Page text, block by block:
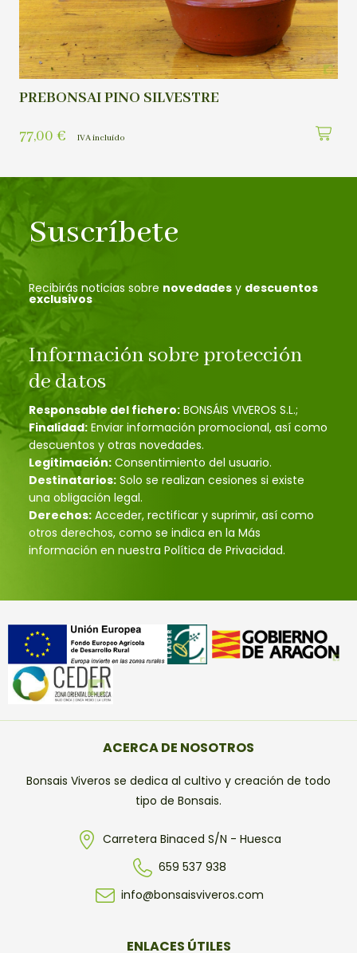
PREBONSAI PINO SILVESTRE
77,00 € IVA incluído
Suscríbete
Recibirás noticias sobre novedades y descuentos
exclusivos
Información sobre protección
de datos
Responsable del fichero: BONSÁIS VIVEROS S.L.;
Finalidad: Enviar información promocional, así como
descuentos y otras novedades.
Legitimación: Consentimiento del usuario.
Destinatarios: Solo se realizan cesiones si existe
una obligación legal.
Derechos: Acceder, rectificar y suprimir, así como
otros derechos, como se indica en la Más
información en nuestra Política de Privacidad.
ACERCA DE NOSOTROS
Bonsais Viveros se dedica al cultivo y creación de todo
tipo de Bonsais.
Carretera Binaced S/N - Huesca
659 537 938
info@bonsaisviveros.com
ENLACES ÚTILES